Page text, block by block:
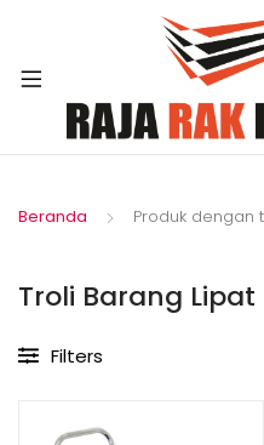
Beranda Produk dengan
Troli Barang Lipat
Filters